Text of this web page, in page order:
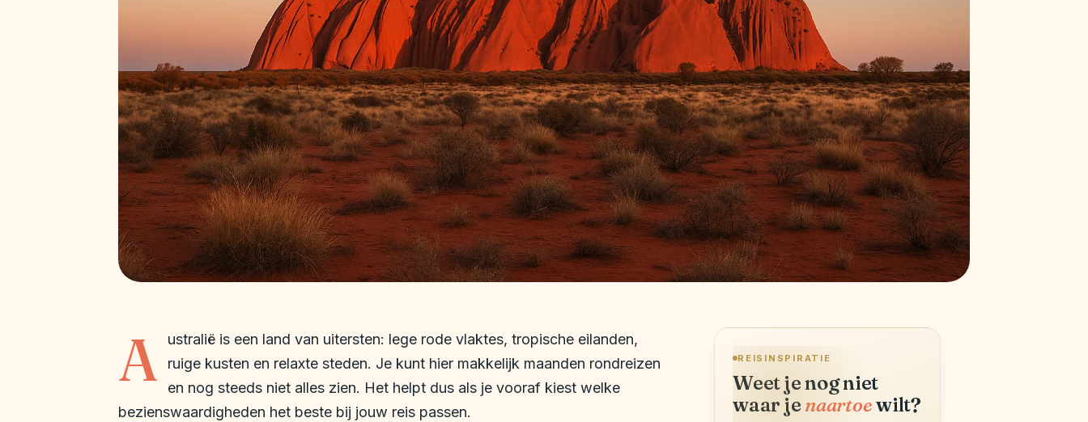
A
ustralië is een land van uitersten: lege rode vlaktes, tropische eilanden,
ruige kusten en relaxte steden. Je kunt hier makkelijk maanden rondreizen
en nog steeds niet alles zien. Het helpt dus als je vooraf kiest welke
bezienswaardigheden het beste bij jouw reis passen.
REISINSPIRATIE
Weet je nog niet
waar je naartoewilt?